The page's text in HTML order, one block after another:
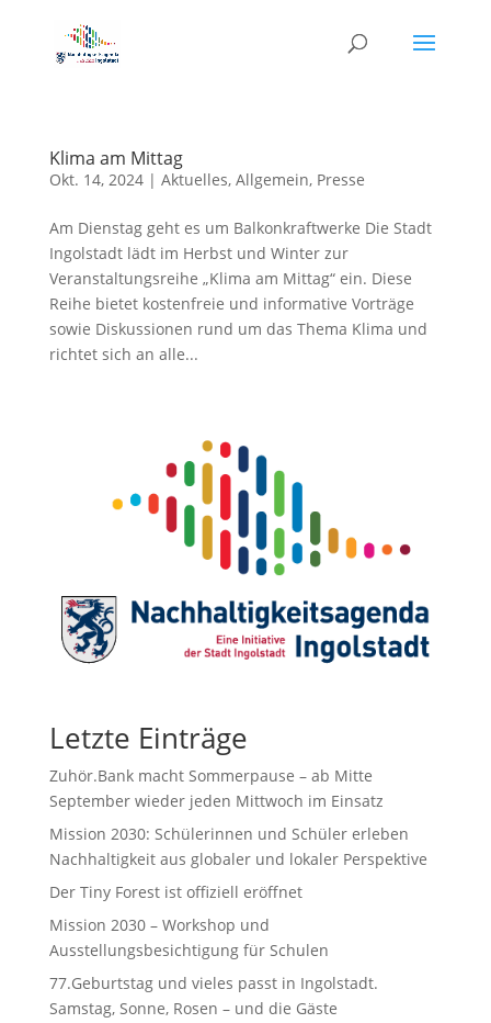
Klima am Mittag
Okt. 14, 2024| Aktuelles, Allgemein, Presse
Am Dienstag geht es um Balkonkraftwerke Die Stadt
Ingolstadt lädt im Herbst und Winter zur
Veranstaltungsreihe „Klima am Mittag“ ein. Diese
Reihe bietet kostenfreie und informative Vorträge
sowie Diskussionen rund um das Thema Klima und
richtet sich an alle...
Letzte Einträge
Zuhör.Bank macht Sommerpause – ab Mitte
September wieder jeden Mittwoch im Einsatz
Mission 2030: Schülerinnen und Schüler erleben
Nachhaltigkeit aus globaler und lokaler Perspektive
Der Tiny Forest ist offiziell eröffnet
Mission 2030 – Workshop und
Ausstellungsbesichtigung für Schulen
77.Geburtstag und vieles passt in Ingolstadt.
Samstag, Sonne, Rosen – und die Gäste